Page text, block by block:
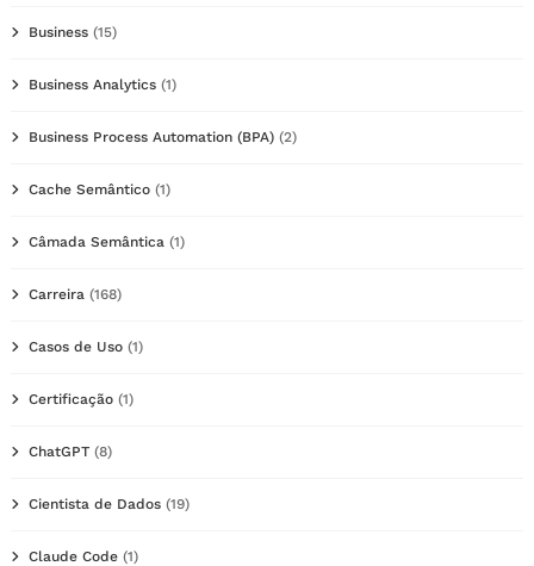
Business (15)
Business Analytics (1)
Business Process Automation (BPA) (2)
Cache Semântico (1)
Câmada Semântica (1)
Carreira (168)
Casos de Uso (1)
Certificação (1)
ChatGPT (8)
Cientista de Dados (19)
Claude Code (1)